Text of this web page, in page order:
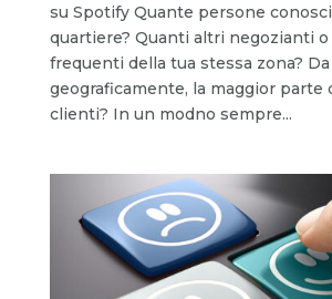
su Spotify Quante persone
quartiere? Quanti altri negozianti
frequenti della tua stessa zona?
geograficamente, la maggior parte
clienti? In un modno sempre...